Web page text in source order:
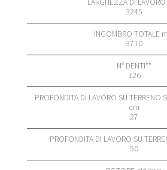
3245
3710
126
27
50